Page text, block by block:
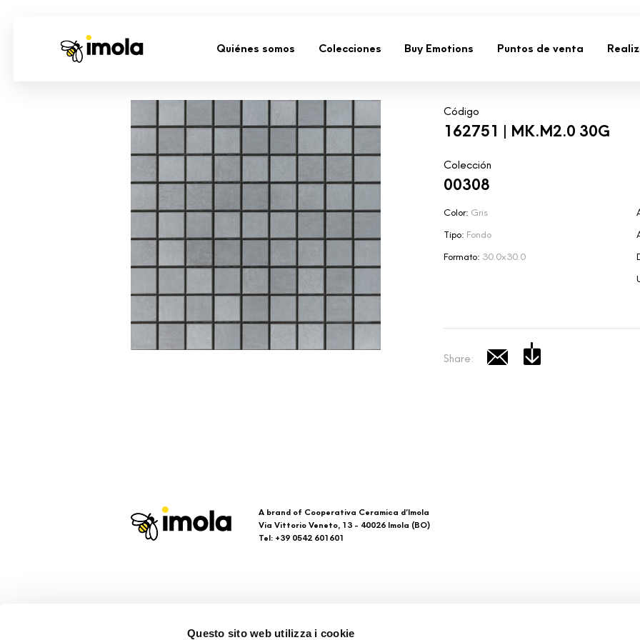
Questo sito web utilizza i cookie
Quiénes somos Colecciones Buy Emotions Puntos de venta
Código
162751 | MK.M2.0 30G
Colección
00308
Color: Gris
Tipo: Fondo
Formato: 30.0x30.0
Share:
A brand of Cooperativa Ceramica d’Imola
Via Vittorio Veneto, 13 - 40026 Imola (BO)
Tel: +39 0542 601601